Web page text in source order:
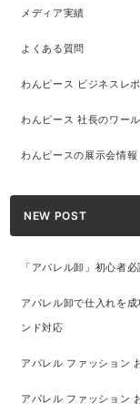
メディア実績
よくある質問
わんピース ビジネスレ
わんピース 社長のワー
わんピースの展示会情報
NEW POST
「アパレル卸」初心者
アパレル卸で仕入れを
ンド対応
アパレル ファッション
アパレル ファッション